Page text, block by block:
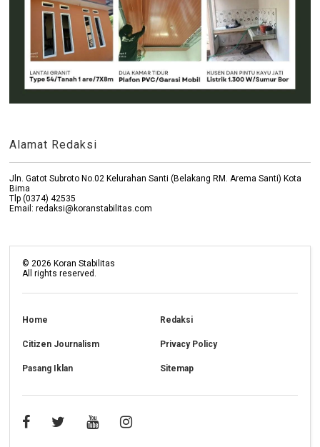
Alamat Redaksi
Jln. Gatot Subroto No.02 Kelurahan Santi (Belakang RM. Arema Santi) Kota
Bima
Tlp (0374) 42535
Email: redaksi@koranstabilitas.com
©2026 Koran Stabilitas
All rights reserved.
Home Redaksi
Citizen Journalism Privacy Policy
Pasang Iklan Sitemap